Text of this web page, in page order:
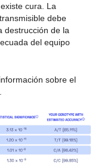
cura. La
debe
destrucción de la
del equipo
sobre el
.